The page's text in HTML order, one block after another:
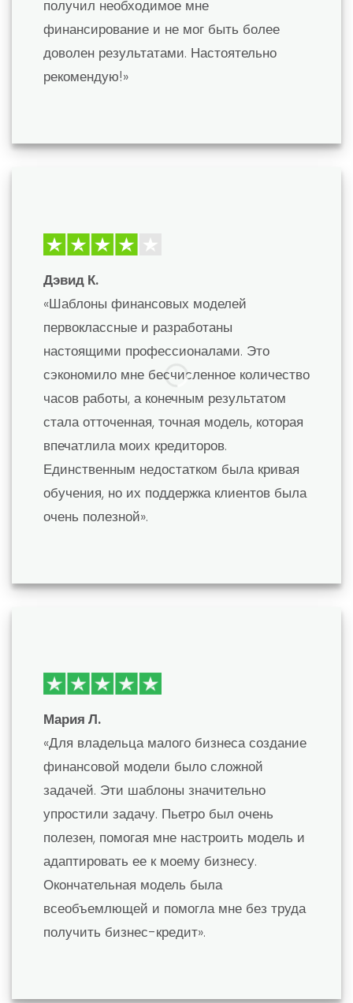
получил необходимое мне
финансирование и не мог быть более
доволен результатами. Настоятельно
рекомендую!»
Дэвид К.
«Шаблоны финансовых моделей
первоклассные и разработаны
настоящими профессионалами. Это
сэкономило мне бесчисленное количество
часов работы, а конечным результатом
стала отточенная, точная модель, которая
впечатлила моих кредиторов.
Единственным недостатком была кривая
обучения, но их поддержка клиентов была
очень полезной».
Мария Л.
«Для владельца малого бизнеса создание
финансовой модели было сложной
задачей. Эти шаблоны значительно
упростили задачу. Пьетро был очень
полезен, помогая мне настроить модель и
адаптировать ее к моему бизнесу.
Окончательная модель была
всеобъемлющей и помогла мне без труда
получить бизнес-кредит».